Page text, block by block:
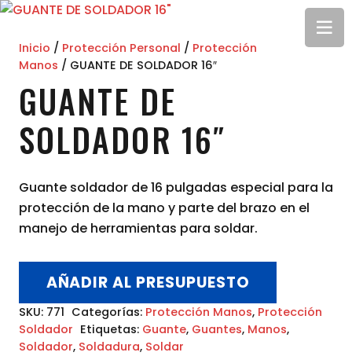
Inicio / Protección Personal / Protección
Manos / GUANTE DE SOLDADOR 16″
GUANTE DE
SOLDADOR 16″
Guante soldador de 16 pulgadas especial para la
protección de la mano y parte del brazo en el
manejo de herramientas para soldar.
AÑADIR AL PRESUPUESTO
SKU: 771 Categorías: Protección Manos, Protección
Soldador Etiquetas: Guante, Guantes, Manos,
Soldador, Soldadura, Soldar